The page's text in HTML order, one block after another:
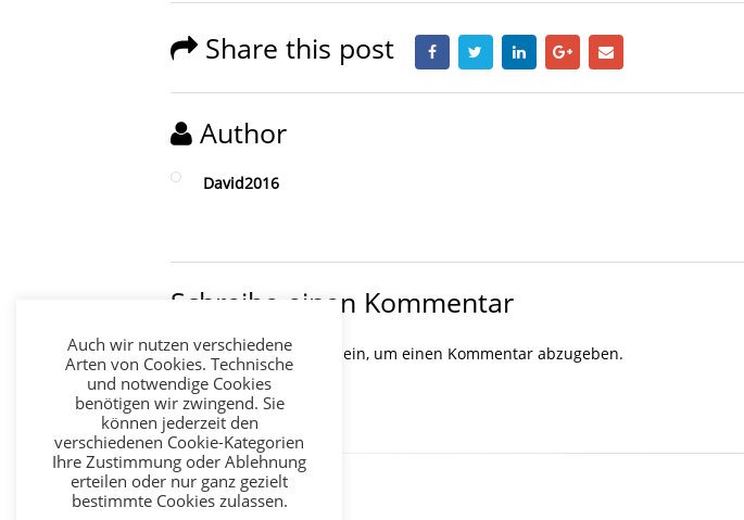
Share this post
Author
David2016
Schreibe einen Kommentar
Du musstangemeldet sein, um einen Kommentar abzugeben.
Auch wir nutzen verschiedene
Arten von Cookies. Technische
und notwendige Cookies
benötigen wir zwingend. Sie
können jederzeit den
verschiedenen Cookie-Kategorien
Ihre Zustimmung oder Ablehnung
erteilen oder nur ganz gezielt
bestimmte Cookies zulassen.